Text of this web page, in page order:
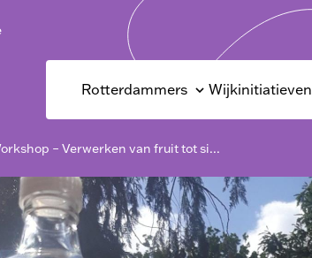
Rotterdammers Wijkinitiatieven
– Verwerken van fruit tot si...